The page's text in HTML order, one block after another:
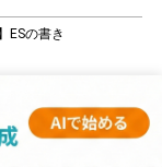
ESの書き
ESの書き